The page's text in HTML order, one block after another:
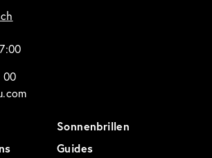
00
Sonnenbrillen
Guides